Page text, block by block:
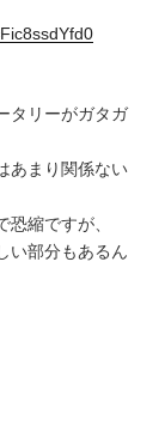
タリーがガタガ
あまり関係ない
縮ですが、
い部分もあるん